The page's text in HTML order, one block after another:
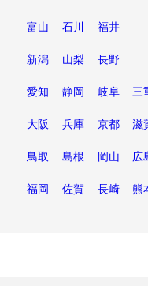
富山 石川 福井
新潟 山梨 長野
愛知 静岡 岐阜 三
大阪 兵庫 京都 滋
鳥取 島根 岡山 広
福岡 佐賀 長崎 熊